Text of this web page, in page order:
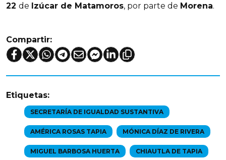
22 de Izúcar de Matamoros, por parte de Morena.
Compartir:
Etiquetas:
SECRETARÍA DE IGUALDAD SUSTANTIVA
AMÉRICA ROSAS TAPIA MÓNICA DÍAZ DE RIVERA
MIGUEL BARBOSA HUERTA CHIAUTLA DE TAPIA